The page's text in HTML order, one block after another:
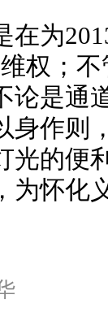
2013
权；
论是通
身作则
光的便
为怀化